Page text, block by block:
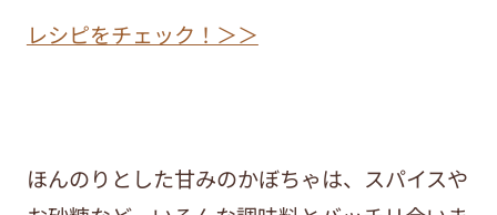
レシピをチェック！＞＞
ほんのりとした甘みのかぼちゃは、スパイスや